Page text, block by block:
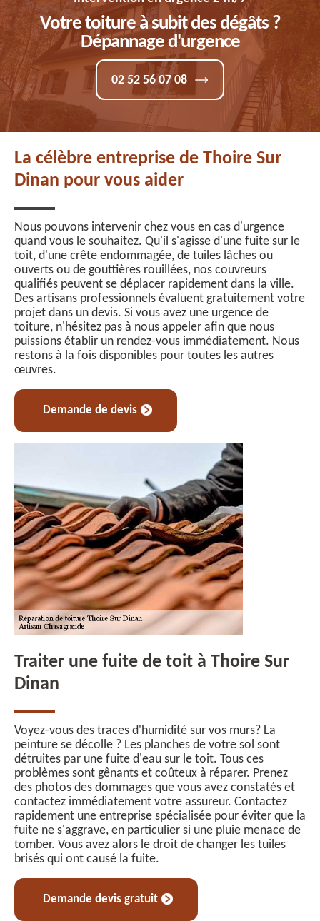
Votre toiture à subit des dégâts ?
Dépannage d'urgence
02 52 56 07 08
La célèbre entreprise de Thoire Sur
Dinan pour vous aider
Nous pouvons intervenir chez vous en cas d'urgence
quand vous le souhaitez. Qu'il s'agisse d'une fuite sur le
toit, d'une crête endommagée, de tuiles lâches ou
ouverts ou de gouttières rouillées, nos couvreurs
qualifiés peuvent se déplacer rapidement dans la ville.
Des artisans professionnels évaluent gratuitement votre
projet dans un devis. Si vous avez une urgence de
toiture, n'hésitez pas à nous appeler afin que nous
puissions établir un rendez-vous immédiatement. Nous
restons à la fois disponibles pour toutes les autres
œuvres.
Demande de devis
Traiter une fuite de toit à Thoire Sur
Dinan
Voyez-vous des traces d'humidité sur vos murs? La
peinture se décolle ? Les planches de votre sol sont
détruites par une fuite d'eau sur le toit. Tous ces
problèmes sont gênants et coûteux à réparer. Prenez
des photos des dommages que vous avez constatés et
contactez immédiatement votre assureur. Contactez
rapidement une entreprise spécialisée pour éviter que la
fuite ne s'aggrave, en particulier si une pluie menace de
tomber. Vous avez alors le droit de changer les tuiles
brisés qui ont causé la fuite.
Demande devis gratuit